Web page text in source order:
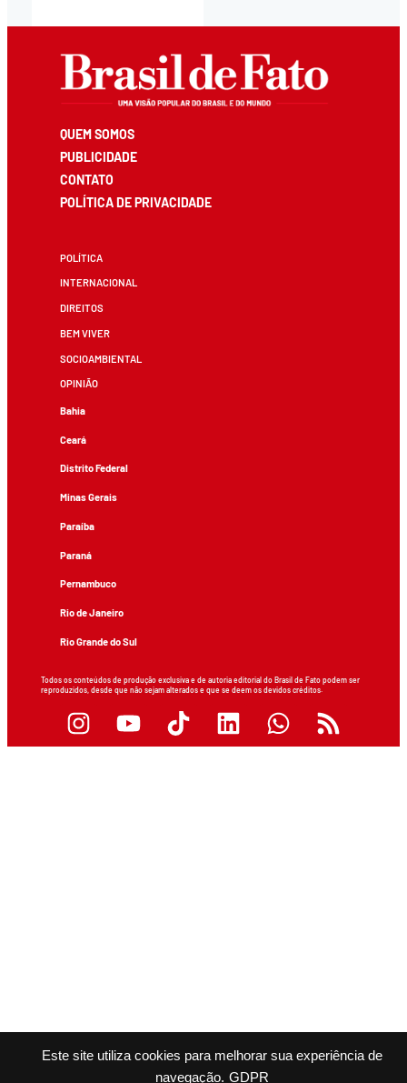
Este site utiliza cookies para melhorar sua experiência de
navegação. GDPR
QUEM SOMOS
PUBLICIDADE
CONTATO
POLÍTICA DE PRIVACIDADE
POLÍTICA
INTERNACIONAL
DIREITOS
BEM VIVER
SOCIOAMBIENTAL
OPINIÃO
Bahia
Ceará
Distrito Federal
Minas Gerais
Paraíba
Paraná
Pernambuco
Rio de Janeiro
Rio Grande do Sul
Todos os conteúdos de produção exclusiva e de autoria editorial do Brasil de Fato podem ser
reproduzidos, desde que não sejam alterados e que se deem os devidos créditos.